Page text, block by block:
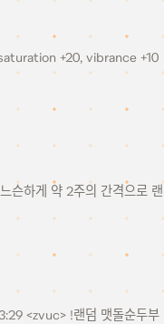
+20, vibrance +10
슨하게 약 2주의 간격으로 랜
<zvuc> !랜덤 맷돌순두부